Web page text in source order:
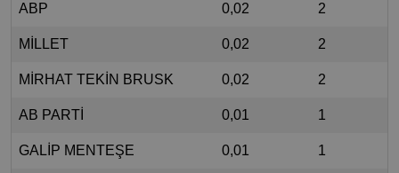
ABP 0,02 2
MİLLET 0,02 2
MİRHAT TEKİN BRUSK 0,02 2
AB PARTİ 0,01 1
GALİP MENTEŞE 0,01 1